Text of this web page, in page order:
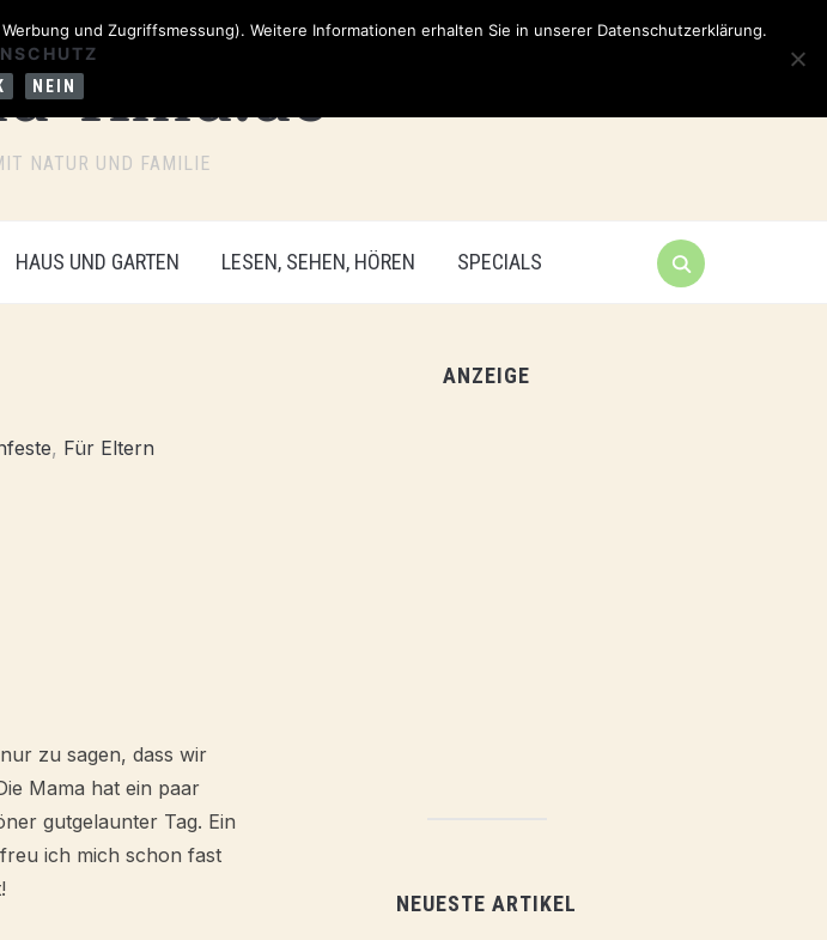
NATUR UND FAMILIE
HAUS UND GARTEN LESEN, SEHEN, HÖREN SPECIALS
, Für Eltern
zu sagen, dass wir
Mama hat ein paar
gutgelaunter Tag. Ein
ich mich schon fast
ANZEIGE
NEUESTE ARTIKEL
und Zugriffsmessung). Weitere Informationen erhalten Sie in unserer Datenschutzerklärung.
NEIN